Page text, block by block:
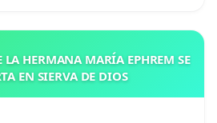
HERMANA MARÍA EPHREM SE
EN SIERVA DE DIOS